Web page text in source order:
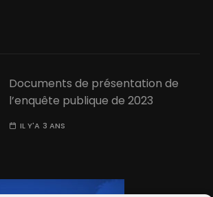
Documents de présentation de
l’enquête publique de 2023
IL Y'A 3 ANS